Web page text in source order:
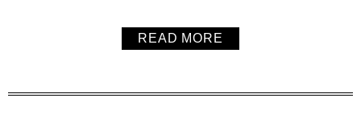
Canelés Baillardran，在Bordeaux有幾家分店，最方便的就
是在車站就有兩家分店，不用特地跑遠馬上就可以吃到
READ MORE